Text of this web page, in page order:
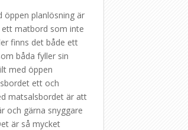
öppen planlösning är
matbord som inte
finns det både ett
båda fyller sin
med öppen
ett och
matsalsbordet är att
och gärna snyggare
är så mycket